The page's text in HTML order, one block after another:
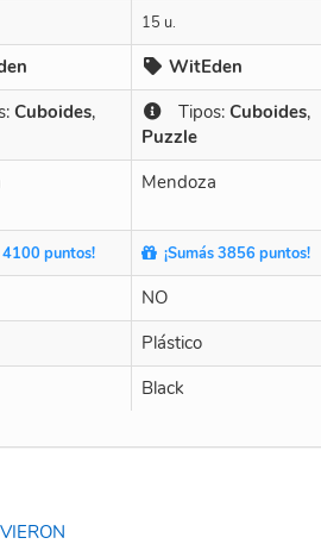
15 u.
WitEden
Cuboides,
Tipos: Cuboides,
Puzzle
Mendoza
4100 puntos! ¡Sumás 3856 puntos!
NO
Plástico
Black